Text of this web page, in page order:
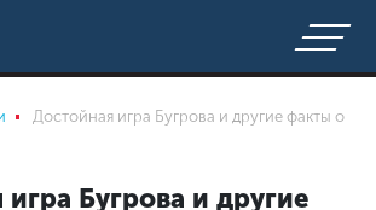
Достойная игра Бугрова и другие факты о
Бугрова и другие